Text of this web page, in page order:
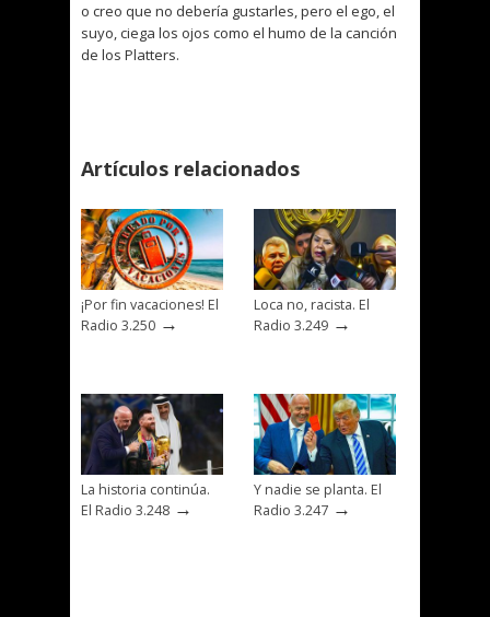
o creo que no debería gustarles, pero el ego, el
suyo, ciega los ojos como el humo de la canción
de los Platters.
Artículos relacionados
¡Por fin vacaciones! El
Radio 3.250 →
Loca no, racista. El
Radio 3.249 →
La historia continúa.
El Radio 3.248 →
Y nadie se planta. El
Radio 3.247 →